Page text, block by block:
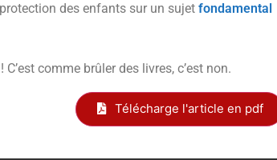
des enfants sur un sujet fondamental
comme brûler des livres, c’est non.
Télécharge l'article en pdf